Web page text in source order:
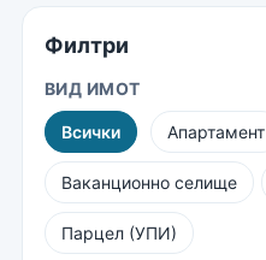
Филтри
ВИД ИМОТ
Всички Апартамент
Ваканционно селище
Парцел (УПИ)